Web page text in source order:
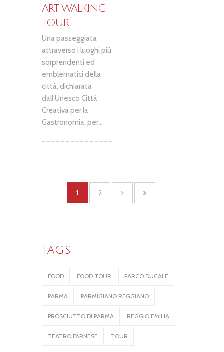
ART WALKING
TOUR
Una passeggiata
attraverso i luoghi più
sorprendenti ed
emblematici della
città, dichiarata
dall’Unesco Città
Creativa per la
Gastronomia, per...
1 2
TAGS
FOOD FOOD TOUR PARCO DUCALE
PARMA PARMIGIANO REGGIANO
PROSCIUTTO DI PARMA REGGIO EMILIA
TEATRO FARNESE TOUR